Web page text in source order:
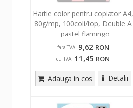
Hartie color pentru copiator A4,
80g/mp, 100coli/top, Double A
- pastel flamingo
fara TVA: 9,62 RON
cu TVA: 11,45 RON
Adauga in cos Detalii